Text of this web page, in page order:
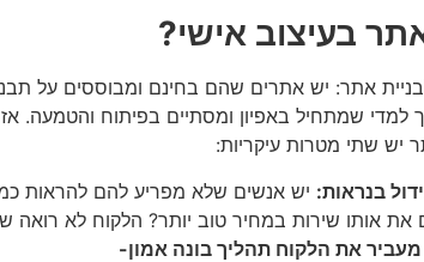
בעיצוב אישי?
לבניית אתר: יש אתרים שהם בחינם ומבוססים על
למדי שמתחיל באפיון ומסתיים בפיתוח והטמעה.
יש שתי מטרות עיקריות:
בנראות: יש אנשים שלא מפריע להם להראות
אותו שירות במחיר טוב יותר? הלקוח לא רואה
את הלקוח תהליך בונה אמון-